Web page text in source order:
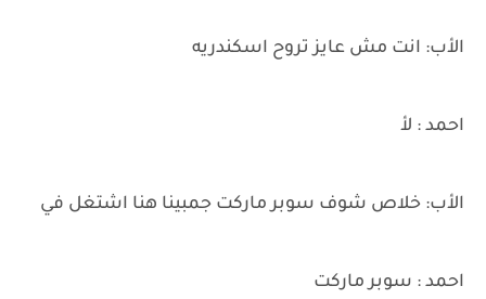
الأب: انت مش عايز تروح اسكندريه
احمد : لأ
الأب: خلاص شوف سوبر ماركت جمبينا هنا اشتغل في
احمد : سوبر ماركت